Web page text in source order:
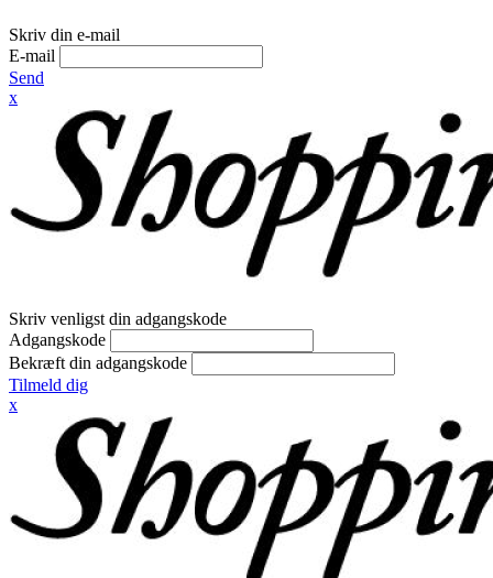
Skriv din e-mail
E-mail
Send
x
Skriv venligst din adgangskode
Adgangskode
Bekræft din adgangskode
Tilmeld dig
x